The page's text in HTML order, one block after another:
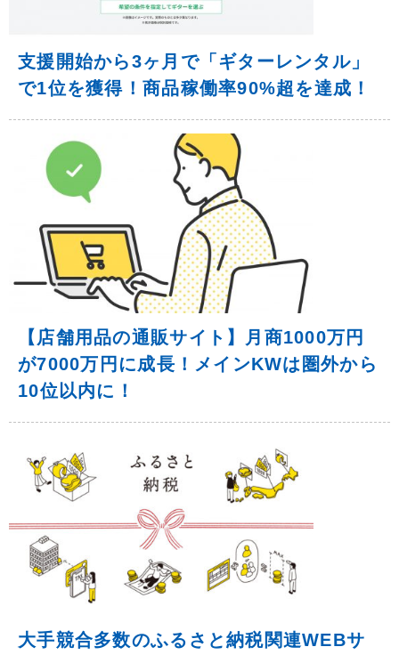
支援開始から3ヶ月で「ギターレンタル」
で1位を獲得！商品稼働率90%超を達成！
【店舗用品の通販サイト】月商1000万円
が7000万円に成長！メインKWは圏外から
10位以内に！
大手競合多数のふるさと納税関連WEBサ